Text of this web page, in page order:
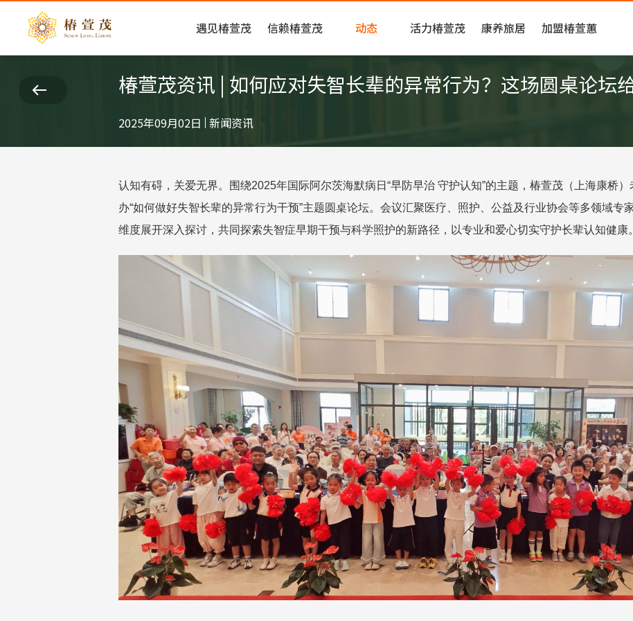
首页
遇见椿萱茂
品牌
信赖椿萱茂
动态
活力
活力椿萱茂
康养旅居
康养旅居
加盟椿萱蕙
加盟椿萱蕙
椿萱茂资讯 | 如何应对失智长辈的异常行为？这场圆桌论坛
2025年09月02日 新闻资讯
认知有碍，关爱无界。围绕2025年国际阿尔茨海默病日“早防早治 守护认知”的主题，椿萱茂（上海康桥
办“如何做好失智长辈的异常行为干预”主题圆桌论坛。会议汇聚医疗、照护、公益及行业协会等多领域专
维度展开深入探讨，共同探索失智症早期干预与科学照护的新路径，以专业和爱心切实守护长辈认知健康。